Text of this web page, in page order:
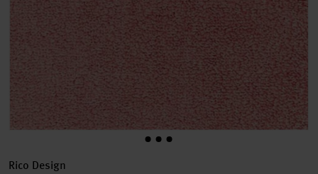
Rico Design